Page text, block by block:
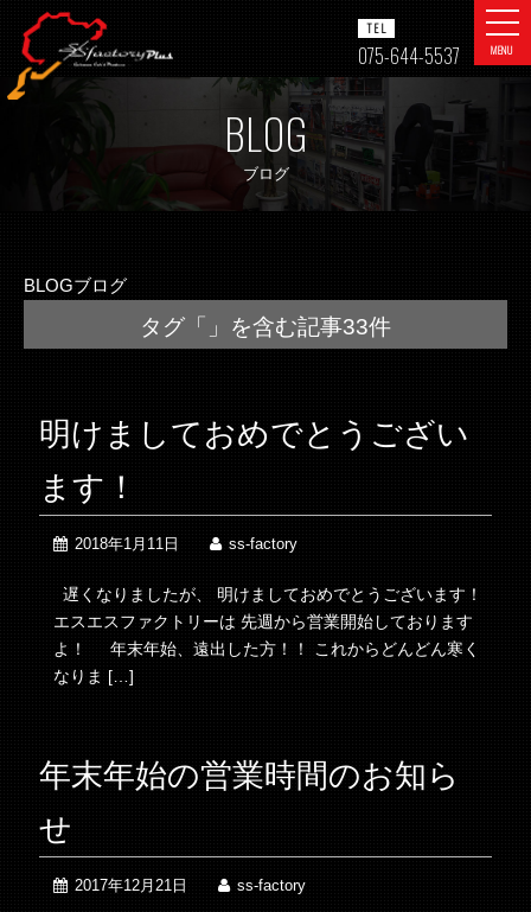
MENU
TEL
075-644-5537
BLOG
ブログ
BLOGブログ
タグ「」を含む記事33件
明けましておめでとうござい
ます！
2018年1月11日 ss-factory
遅くなりましたが、 明けましておめでとうございます！
エスエスファクトリーは 先週から営業開始しております
よ！ 年末年始、遠出した方！！ これからどんどん寒く
なりま […]
年末年始の営業時間のお知ら
せ
2017年12月21日 ss-factory